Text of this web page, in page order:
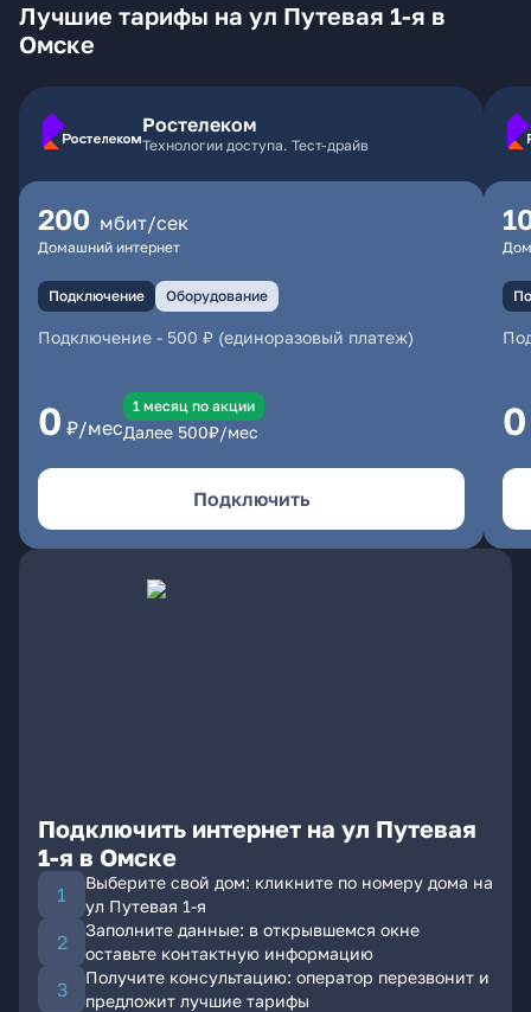
Лучшие тарифы на ул Путевая 1-я в
Омске
Ростелеком
Технологии доступа. Тест-драйв
200 мбит/сек
Домашний интернет
Подключение Оборудование
Подключение - 500 ₽ (единоразовый платеж)
0 ₽/мес
1 месяц по акции
Далее 500₽/мес
Подключить
0
Подключить интернет на ул Путевая
1-я в Омске
Выберите свой дом: кликните по номеру дома на
ул Путевая 1-я
Заполните данные: в открывшемся окне
оставьте контактную информацию
Получите консультацию: оператор перезвонит и
предложит лучшие тарифы